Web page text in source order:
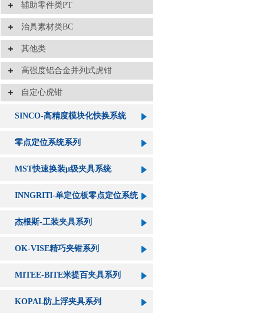
辅助零件类PT
治具素材类BC
其他类
高强度铝合金并列式虎钳
自定心虎钳
SINCO-高精度模块化快换系统
零点定位系统系列
MST快速换装μ级夹具系统
INNGRITl-单定位板零点定位系统
杰根斯-工装夹具系列
OK-VISE精巧夹钳系列
MITEE-BITE米提百夹具系列
KOPAL防上浮夹具系列